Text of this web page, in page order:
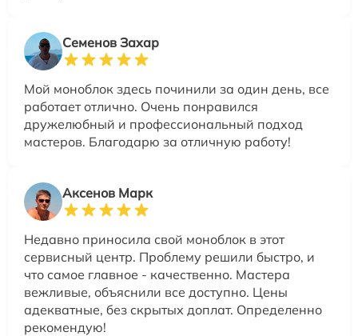
Семенов Захар
Мой моноблок здесь починили за один день, все
работает отлично. Очень понравился
дружелюбный и профессиональный подход
мастеров. Благодарю за отличную работу!
Аксенов Марк
Недавно приносила свой моноблок в этот
сервисный центр. Проблему решили быстро, и
что самое главное - качественно. Мастера
вежливые, объяснили все доступно. Цены
адекватные, без скрытых доплат. Определенно
рекомендую!